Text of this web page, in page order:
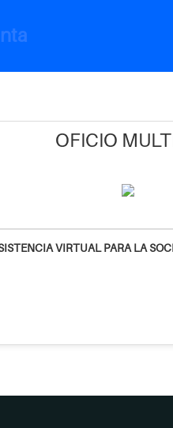
OFICIO
VIRTUAL PARA LA